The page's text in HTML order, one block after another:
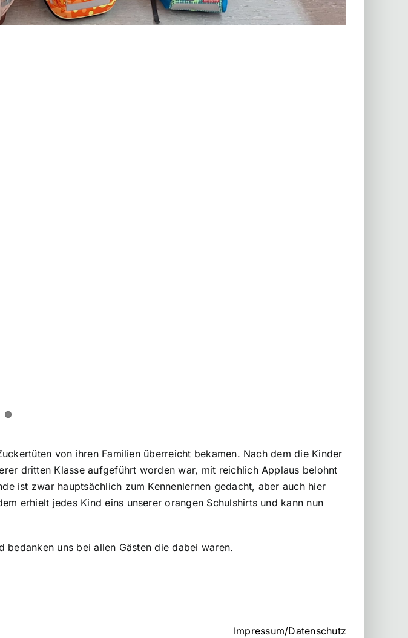
von ihren Familien überreicht bekamen. Nach dem die Kinder
dritten Klasse aufgeführt worden war, mit reichlich Applaus belohnt
ist zwar hauptsächlich zum Kennenlernen gedacht, aber auch hier
erhielt jedes Kind eins unserer orangen Schulshirts und kann nun
bedanken uns bei allen Gästen die dabei waren.
Impressum/Datenschutz